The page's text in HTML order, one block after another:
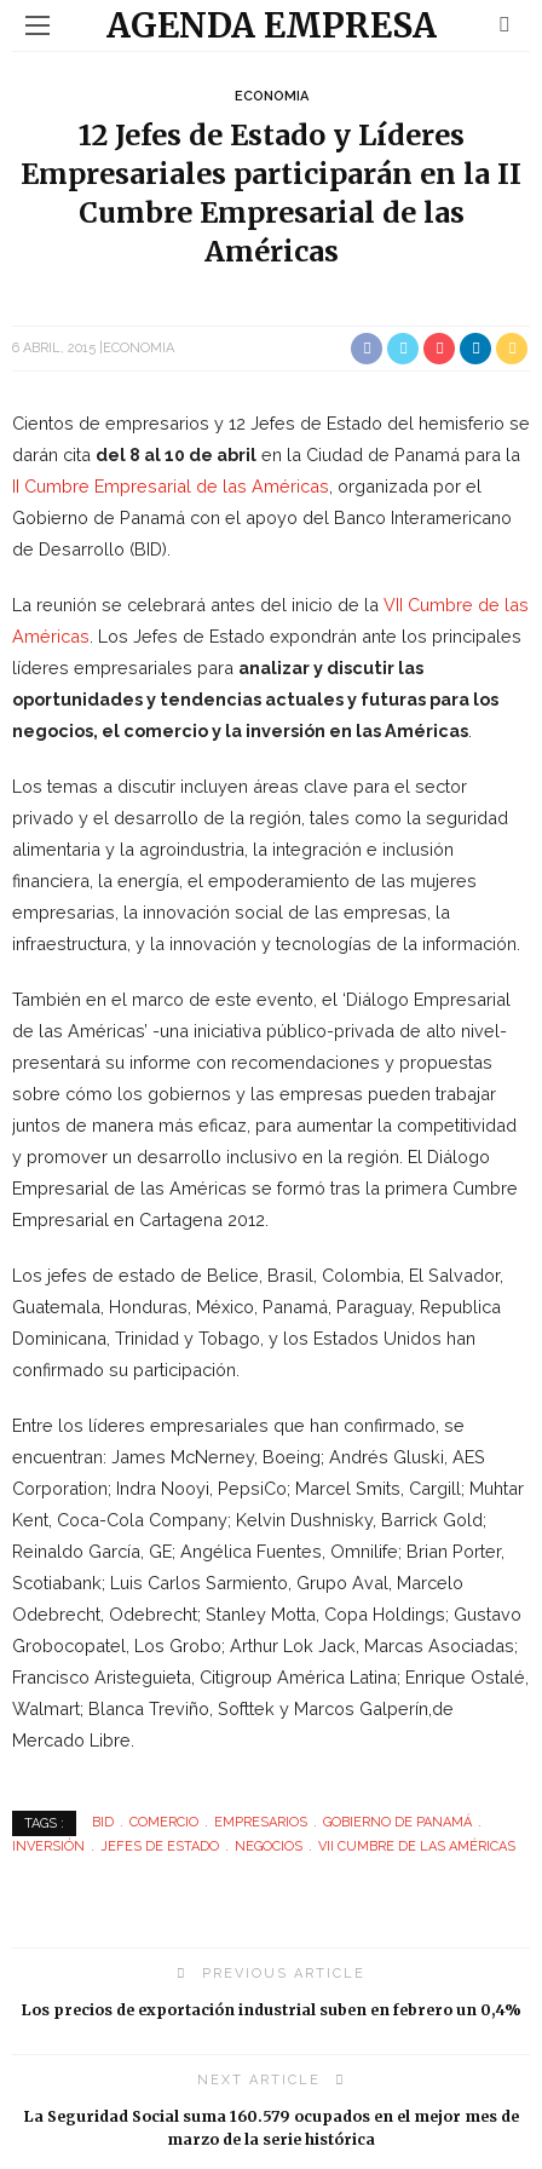
AGENDA EMPRESA
ECONOMIA
12 Jefes de Estado y Líderes
Empresariales participarán en la II
Cumbre Empresarial de las
Américas
6 ABRIL, 2015 ECONOMIA
Cientos de empresarios y 12 Jefes de Estado del hemisferio se
darán cita del 8 al 10 de abril en la Ciudad de Panamá para la
II Cumbre Empresarial de las Américas , organizada por el
Gobierno de Panamá con el apoyo del Banco Interamericano
de Desarrollo (BID).
La reunión se celebrará antes del inicio de la VII Cumbre de las
Américas . Los Jefes de Estado expondrán ante los principales
líderes empresariales para analizar y discutir las
oportunidades y tendencias actuales y futuras para los
negocios, el comercio y la inversión en las Américas
Los temas a discutir incluyen áreas clave para el sector
privado y el desarrollo de la región, tales como la seguridad
alimentaria y la agroindustria, la integración e inclusión
financiera, la energía, el empoderamiento de las mujeres
empresarias, la innovación social de las empresas, la
infraestructura, y la innovación y tecnologías de la información.
También en el marco de este evento, el ‘Diálogo Empresarial
de las Américas’ -una iniciativa público-privada de alto nivel-
presentará su informe con recomendaciones y propuestas
sobre cómo los gobiernos y las empresas pueden trabajar
juntos de manera más eficaz, para aumentar la competitividad
y promover un desarrollo inclusivo en la región. El Diálogo
Empresarial de las Américas se formó tras la primera Cumbre
Empresarial en Cartagena 2012.
Los jefes de estado de Belice, Brasil, Colombia, El Salvador,
Guatemala, Honduras, México, Panamá, Paraguay, Republica
Dominicana, Trinidad y Tobago, y los Estados Unidos han
confirmado su participación.
Entre los líderes empresariales que han confirmado, se
encuentran: James McNerney, Boeing; Andrés Gluski, AES
Corporation; Indra Nooyi, PepsiCo; Marcel Smits, Cargill; Muhtar
Kent, Coca-Cola Company; Kelvin Dushnisky, Barrick Gold;
Reinaldo García, GE; Angélica Fuentes, Omnilife; Brian Porter,
Scotiabank; Luis Carlos Sarmiento, Grupo Aval, Marcelo
Odebrecht, Odebrecht; Stanley Motta, Copa Holdings; Gustavo
Grobocopatel, Los Grobo; Arthur Lok Jack, Marcas Asociadas;
Francisco Aristeguieta, Citigroup América Latina; Enrique Ostalé,
Walmart; Blanca Treviño, Softtek y Marcos Galperín,de
Mercado Libre.
TAGS : BID COMERCIO EMPRESARIOS
GOBIERNO DE PANAMÁ
INVERSIÓN
JEFES DE ESTADO NEGOCIOS VII CUMBRE DE LAS AMÉRICAS
PREVIOUS ARTICLE
Los precios de exportación industrial suben en febrero un 0,4%
NEXT ARTICLE
La Seguridad Social suma 160.579 ocupados en el mejor mes de
marzo de la serie histórica